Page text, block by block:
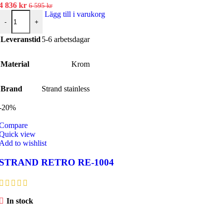
836 krDet
nuvarande
priset
är:
4
6 595kr
-
ORUST OR-1101 mängd
+
Lägg till i varukorg
Leveranstid 5-6 arbetsdagar
Material Krom
Brand Strand stainless
20%
view
to wishlist
RETRO RE-1004
In stock